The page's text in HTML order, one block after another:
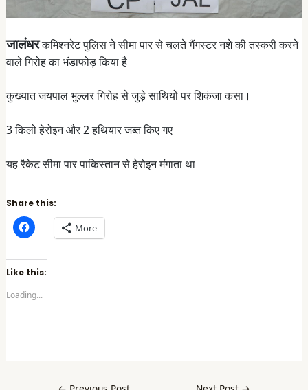
जालंधरकमिश्नरेट पुलिस ने सीमा पार से चलते गैंगस्टर नशे की तस्करी करने
वाले गिरोह का भंडाफोड़ किया है
कुख्यात जयपाल भुल्लर गिरोह से जुड़े साथियों पर शिकंजा कसा।
3 किलो हेरोइन और 2 हथियार जब्त किए गए
यह रैकेट सीमा पार पाकिस्तान से हेरोइन मंगाता था
Share this:
C
l
k
t
o
h
More
Like this:
Loading...